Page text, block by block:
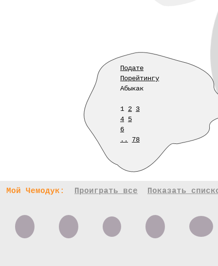
Подате
Порейтингу
Абыкак
1 2 3
4 5
6
..
78
Мой Чемодук: Проиграть все Показать